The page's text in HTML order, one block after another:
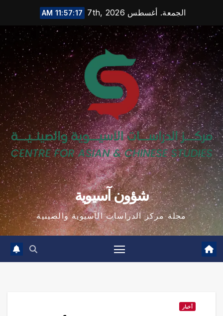
content
الجمعة. أغسطس 7th, 2026 11:57:18 AM
شؤون آسيوية
مجلة مركز الدراسات الآسيوية والصينية
أخبار